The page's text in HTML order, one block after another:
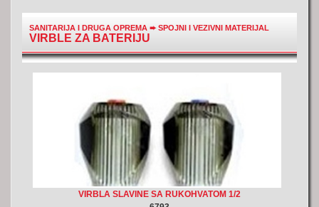
SANITARIJA I DRUGA OPREMA ➨SPOJNI I VEZIVNI MATERIJAL
VIRBLE ZA BATERIJU
VIRBLA SLAVINE SA RUKOHVATOM 1/2